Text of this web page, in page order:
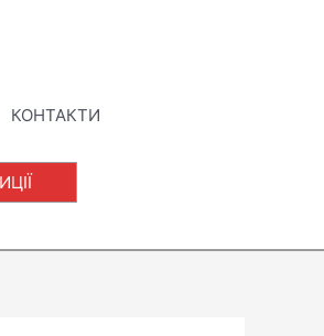
КОНТАКТИ